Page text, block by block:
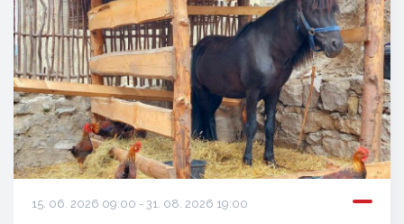
15. 06. 2026 09:00 - 31. 08. 2026 19:00